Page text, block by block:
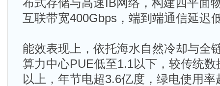
布式存储与高速IB网络，构建四平面
互联带宽400Gbps，端到端通信延迟
能效表现上，依托海水自然冷却与全
算力中心PUE低至1.1以下，较传统
以上，年节电超3.6亿度，绿电使用